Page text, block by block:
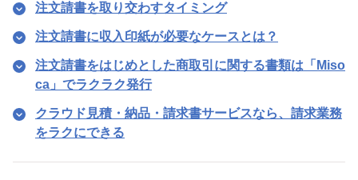
注文請書を取り交わすタイミング
注文請書に収入印紙が必要なケースとは？
注文請書をはじめとした商取引に関する書類は「Miso
ca」でラクラク発行
クラウド見積・納品・請求書サービスなら、請求業務
をラクにできる